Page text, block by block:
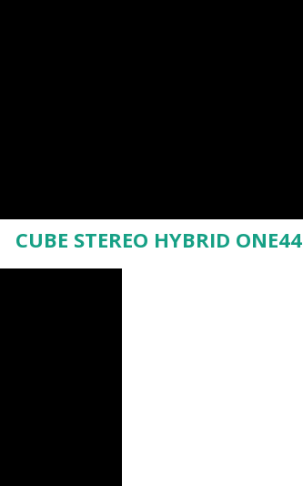
CUBE STEREO HYBRID ONE44